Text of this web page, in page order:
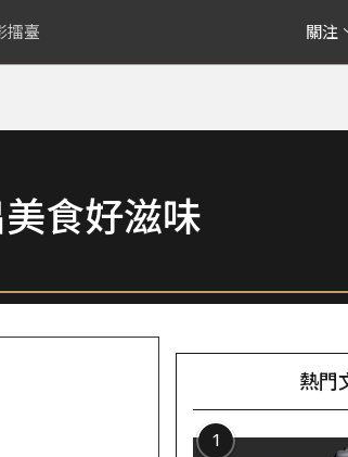
擂臺 關注
食好滋味
熱門
1